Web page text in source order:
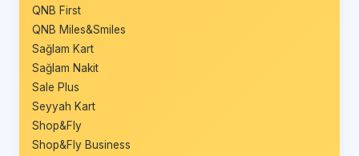
QNB First
QNB Miles&Smiles
Sağlam Kart
Sağlam Nakit
Sale Plus
Seyyah Kart
Shop&Fly
Shop&Fly Business